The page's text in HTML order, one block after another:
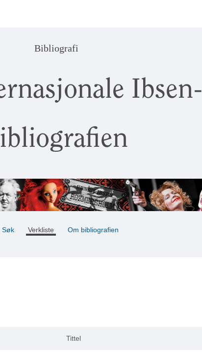
Bibliografi
Ibsen-
Søk Verkliste Om bibliografien
Tittel